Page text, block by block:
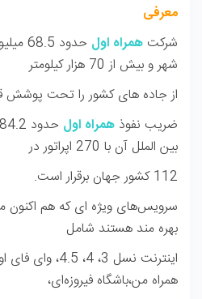
معرفی
شرکت همراه اول
شهر و بیش از 70 هزار کیلومتر
از جاده های کشور را تحت پوشش
ضریب نفوذ همراه اول
بین الملل آن با 270 اپراتور در
112 کشور جهان برقرار است.
سرویس‌های ویژه ای که هم اکنون
بهره مند هستند شامل
اینترنت نسل 3،
همراه من،باشگاه فیروزه‌ای،